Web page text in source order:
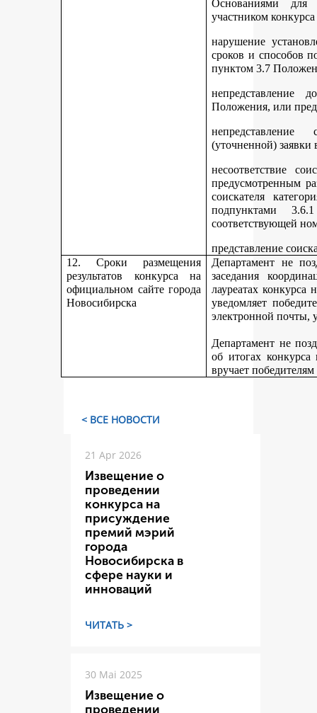
Основаниями для
участником
нарушение
сроков и способов
пунктом 3.7
непредставление
Положения, или
непредставление
(уточненной) заявки
несоответствие
предусмотренным
соискателя
подпунктами 3.6.1
соответствующей
представление
12. Сроки размещения
результатов конкурса на
официальном сайте города
Новосибирска
Департамент не
заседания
лауреатах
уведомляет
электронной почты,
Департамент не
об итогах
вручает
< ВСЕ НОВОСТИ
21 Apr 2026
Извещение о
проведении
конкурса на
присуждение
премий мэрий
города
Новосибирска в
сфере науки и
инноваций
ЧИТАТЬ >
30 Mai 2025
Извещение о
проведении